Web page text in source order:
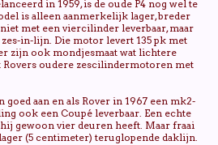
in 1959, is de oude P4 nog wel te
is alleen aanmerkelijk lager, breder
met een viercilinder leverbaar, maar
in-lijn. Die motor levert 135 pk met
zijn ook mondjesmaat wat lichtere
oudere zescilindermotoren met
goed aan en als Rover in 1967 een mk2-
ook een Coupé leverbaar. Een echte
gewoon vier deuren heeft. Maar fraai
(5 centimeter) teruglopende daklijn.